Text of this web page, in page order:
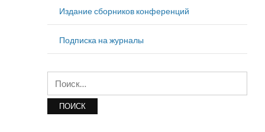
Издание сборников конференций
Подписка на журналы